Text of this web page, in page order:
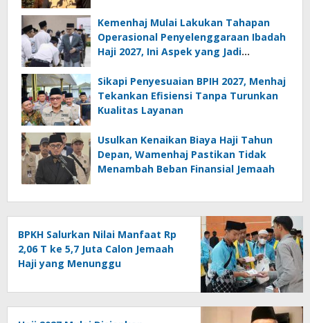
Kemenhaj Mulai Lakukan Tahapan
Operasional Penyelenggaraan Ibadah
Haji 2027, Ini Aspek yang Jadi
Sikapi Penyesuaian BPIH 2027, Menhaj
Tekankan Efisiensi Tanpa Turunkan
Kualitas Layanan
Usulkan Kenaikan Biaya Haji Tahun
Depan, Wamenhaj Pastikan Tidak
Menambah Beban Finansial Jemaah
BPKH Salurkan Nilai Manfaat Rp
2,06 T ke 5,7 Juta Calon Jemaah
Haji yang Menunggu